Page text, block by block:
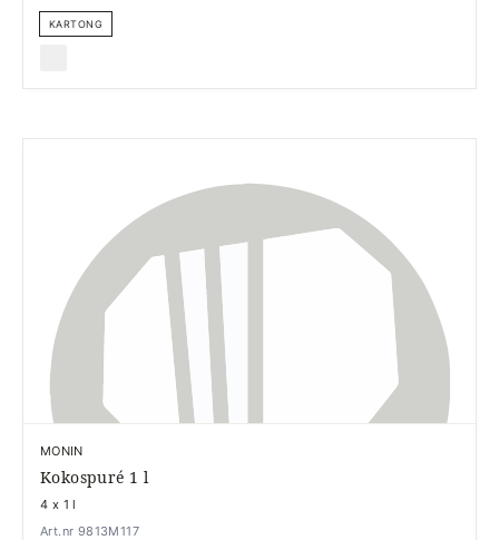
KARTONG
MONIN
Kokospuré 1 l
4 x 1 l
Art.nr 9813M117